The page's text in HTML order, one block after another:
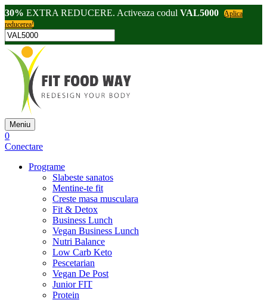
30% EXTRA REDUCERE. Activeaza codul VAL5000
Aplica
reducerea!
Meniu
0
Conectare
Programe
Slabeste sanatos
Mentine-te fit
Creste masa musculara
Fit & Detox
Business Lunch
Vegan Business Lunch
Nutri Balance
Low Carb Keto
Pescetarian
Vegan De Post
Junior FIT
Protein